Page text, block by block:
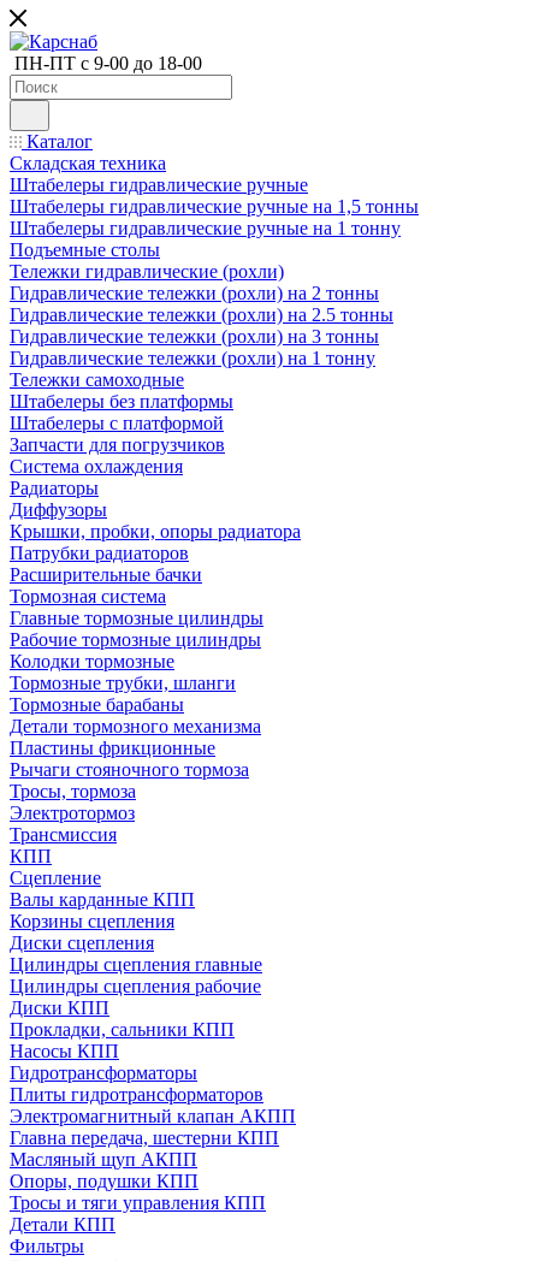
ПН-ПТ с 9-00 до 18-00
Каталог
Складская техника
Штабелеры гидравлические ручные
Штабелеры гидравлические ручные на 1,5 тонны
Штабелеры гидравлические ручные на 1 тонну
Подъемные столы
Тележки гидравлические (рохли)
Гидравлические тележки (рохли) на 2 тонны
Гидравлические тележки (рохли) на 2.5 тонны
Гидравлические тележки (рохли) на 3 тонны
Гидравлические тележки (рохли) на 1 тонну
Тележки самоходные
Штабелеры без платформы
Штабелеры с платформой
Запчасти для погрузчиков
Система охлаждения
Радиаторы
Диффузоры
Крышки, пробки, опоры радиатора
Патрубки радиаторов
Расширительные бачки
Тормозная система
Главные тормозные цилиндры
Рабочие тормозные цилиндры
Колодки тормозные
Тормозные трубки, шланги
Тормозные барабаны
Детали тормозного механизма
Пластины фрикционные
Рычаги стояночного тормоза
Тросы, тормоза
Электротормоз
Трансмиссия
КПП
Сцепление
Валы карданные КПП
Корзины сцепления
Диски сцепления
Цилиндры сцепления главные
Цилиндры сцепления рабочие
Диски КПП
Прокладки, сальники КПП
Насосы КПП
Гидротрансформаторы
Плиты гидротрансформаторов
Электромагнитный клапан АКПП
Главна передача, шестерни КПП
Масляный щуп АКПП
Опоры, подушки КПП
Тросы и тяги управления КПП
Детали КПП
Фильтры